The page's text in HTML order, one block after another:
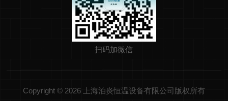
扫码加微信
Copyright © 2026 上海泊炎恒温设备有限公司版权所有